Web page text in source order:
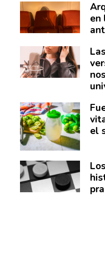
en
el